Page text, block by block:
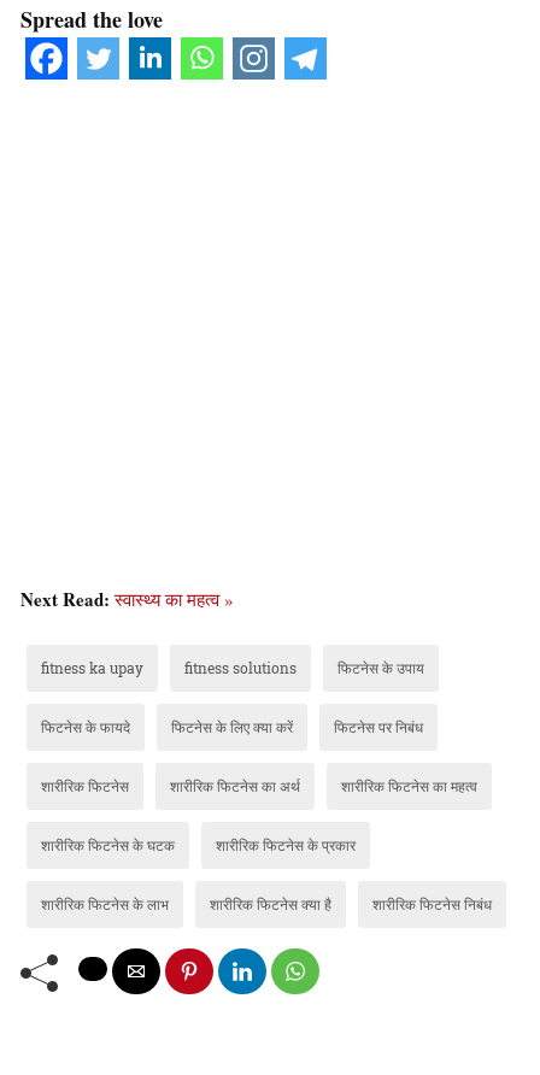
Spread the love
Next Read:स्वास्थ्य का महत्व »
fitness ka upay fitness solutions फिटनेस के उपाय
फिटनेस के फायदे फिटनेस के लिए क्या करें फिटनेस पर निबंध
शारीरिक फिटनेस शारीरिक फिटनेस का अर्थ शारीरिक फिटनेस का महत्व
शारीरिक फिटनेस के घटक शारीरिक फिटनेस के प्रकार
शारीरिक फिटनेस के लाभ शारीरिक फिटनेस क्या है शारीरिक फिटनेस निबंध